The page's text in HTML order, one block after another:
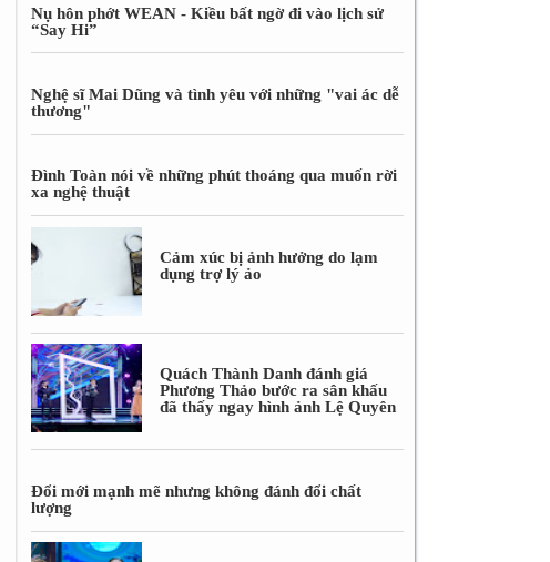
Nụ hôn phớt WEAN - Kiều bất ngờ đi vào lịch sử
“Say Hi”
Nghệ sĩ Mai Dũng và tình yêu với những "vai ác dễ
thương"
Đình Toàn nói về những phút thoáng qua muốn rời
xa nghệ thuật
Cảm xúc bị ảnh hưởng do lạm
dụng trợ lý ảo
Quách Thành Danh đánh giá
Phương Thảo bước ra sân khấu
đã thấy ngay hình ảnh Lệ Quyên
Đổi mới mạnh mẽ nhưng không đánh đổi chất
lượng